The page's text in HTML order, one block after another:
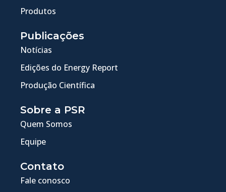
Produtos
Publicações
Notícias
Edições do Energy Report
Produção Científica
Sobre a PSR
Quem Somos
Equipe
Contato
Fale conosco